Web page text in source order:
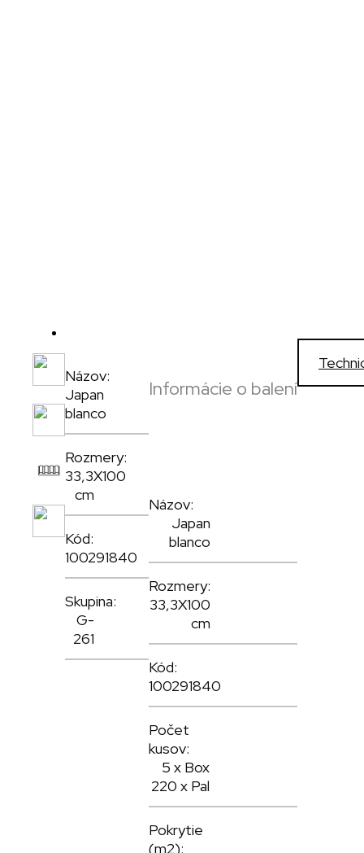
Názov:
Japan
blanco
Rozmery:
33,3X100
cm
Kód:
100291840
Skupina:
G-
261
Informácie o balení
Názov:
Japan
blanco
Rozmery:
33,3X100
cm
Kód:
100291840
Počet
kusov:
5 x Box
220 x Pal
Pokrytie
(m2):